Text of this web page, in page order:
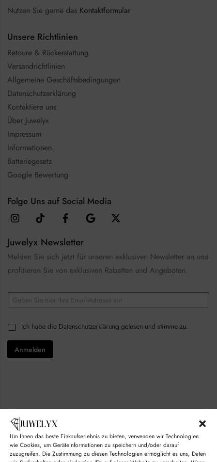
Um Ihnen das beste Einkaufserlebnis zu bieten, verwenden wir Technologien
wie Cookies, um Geräteinformationen zu speichern und/oder darauf
zuzugreifen. Die Zustimmung zu diesen Technologien ermöglicht es uns, Daten
Nutzen Sie gerne das Kontaktformular
Unsere Richtlinien
Retoure & Rückerstattung
Versandrichtlinien
Allgemeine Geschäftsbedingungen
Datenschutzerklärung
Kontaktiere uns
Über Juwelyx
Impressum
Informationen
Batteriegesetz
Google Bewertung
Folge Uns auf Social Media
Juwelyx Newsletter
Melden Sie sich jetzt für unseren exklusiven Newsletter an und
profitieren Sie von exklusiven Rabatten und Angeboten.
E
m
lh
c
b
h
k
b
o
x
C
h
e
k
*
Ich habe die Datenschutzerklärung gelesen und stimme zu.
Anmelden
© juwelyx.com
by„Moisha“und„David“